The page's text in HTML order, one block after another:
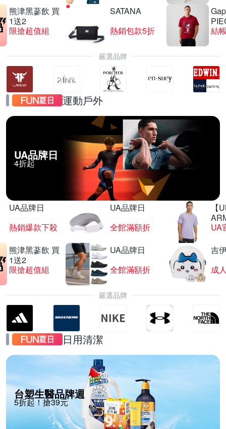
熊津黑蔘飲 買
1送2
限搶超值組
SATANA
熱銷包款5折
結
嚴選品牌
運動戶外
UA品牌日
4折起
UA品牌日
熱銷爆款下殺
UA品牌日
全館滿額折
【
UA
熊津黑蔘飲 買
1送2
限搶超值組
UA品牌日
全館滿額折
吉
嚴選品牌
日用清潔
台塑生醫品牌週
5折起！搶39元